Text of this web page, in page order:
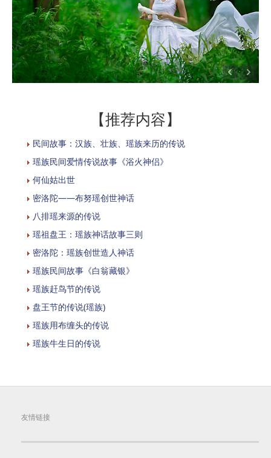
【推荐内容】
民间故事：汉族、壮族、瑶族来历的传说
瑶族民间爱情传说故事《浴火神侣》
何仙姑出世
密洛陀——布努瑶创世神话
八排瑶来源的传说
瑶祖盘王：瑶族神话故事三则
密洛陀：瑶族创世造人神话
瑶族民间故事《白翁藏银》
瑶族赶鸟节的传说
盘王节的传说(瑶族)
瑶族用布缠头的传说
瑶族牛生日的传说
友情链接